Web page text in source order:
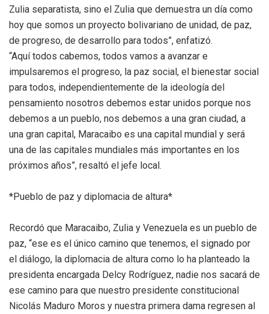
Zulia separatista, sino el Zulia que demuestra un día como
hoy que somos un proyecto bolivariano de unidad, de paz,
de progreso, de desarrollo para todos”, enfatizó.
“Aquí todos cabemos, todos vamos a avanzar e
impulsaremos el progreso, la paz social, el bienestar social
para todos, independientemente de la ideología del
pensamiento nosotros debemos estar unidos porque nos
debemos a un pueblo, nos debemos a una gran ciudad, a
una gran capital, Maracaibo es una capital mundial y será
una de las capitales mundiales más importantes en los
próximos años”, resaltó el jefe local.
*Pueblo de paz y diplomacia de altura*
Recordó que Maracaibo, Zulia y Venezuela es un pueblo de
paz, “ese es el único camino que tenemos, el signado por
el diálogo, la diplomacia de altura como lo ha planteado la
presidenta encargada Delcy Rodríguez, nadie nos sacará de
ese camino para que nuestro presidente constitucional
Nicolás Maduro Moros y nuestra primera dama regresen al